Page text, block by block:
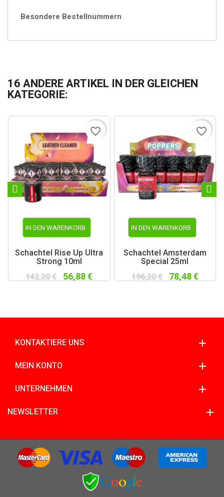
Besondere Bestellnummern
16 ANDERE ARTIKEL IN DER GLEICHEN
KATEGORIE:
IN DEN WARENKORB
Schachtel Rise Up Ultra
Strong 10ml
142,20 € 56,88 €
favorite_border
IN DEN WARENKORB
Schachtel Amsterdam
Special 25ml
196,20 € 78,48 €
favorite_border
KONTAKTIERE UNS
MEIN KONTO
UNTERNEHMEN
NEWSLETTER